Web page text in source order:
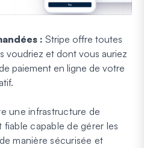
: Stripe offre toutes
voudriez et dont vous auriez
paiement en ligne de votre
une infrastructure de
capable de gérer les
manière sécurisée et